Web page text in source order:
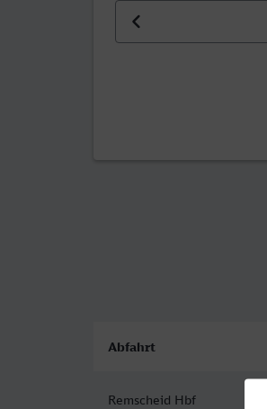
Uhrzeit der Hinfahrt
Abfahrt
Remscheid Hbf